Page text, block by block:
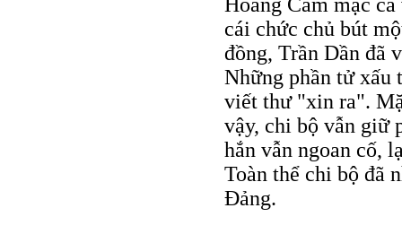
cái chức chủ bút
đồng, Trần Dần đã
Những phần tử xấu
viết thư "xin ra".
vậy, chi bộ vẫn giữ
hắn vẫn ngoan cố,
Toàn thể chi bộ đã
Ðảng.